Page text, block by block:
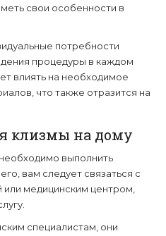
свои особенности в
потребности
процедуры в каждом
влиять на необходимое
что также отразится на
клизмы на дому
выполнить
вам следует связаться с
медицинским центром,
специалистам, они